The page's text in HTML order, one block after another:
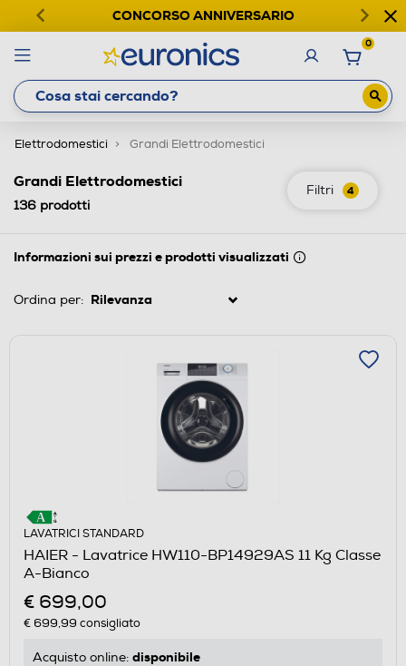
CONCORSO ANNIVERSARIO
0
Elettrodomestici Grandi Elettrodomestici
Filtri 4
Grandi Elettrodomestici
136 prodotti
Informazioni sui prezzi e prodotti visualizzati
Ordina per:
LAVATRICI STANDARD
HAIER - Lavatrice HW110-BP14929AS 11 Kg Classe
A-Bianco
€ 699,00
€ 699,99 consigliato
Acquisto online: disponibile